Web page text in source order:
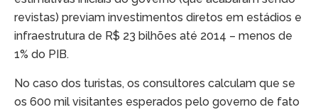
revistas) previam investimentos diretos em estádios e
infraestrutura de R$ 23 bilhões até 2014 – menos de
1% do PIB.
No caso dos turistas, os consultores calculam que se
os 600 mil visitantes esperados pelo governo de fato